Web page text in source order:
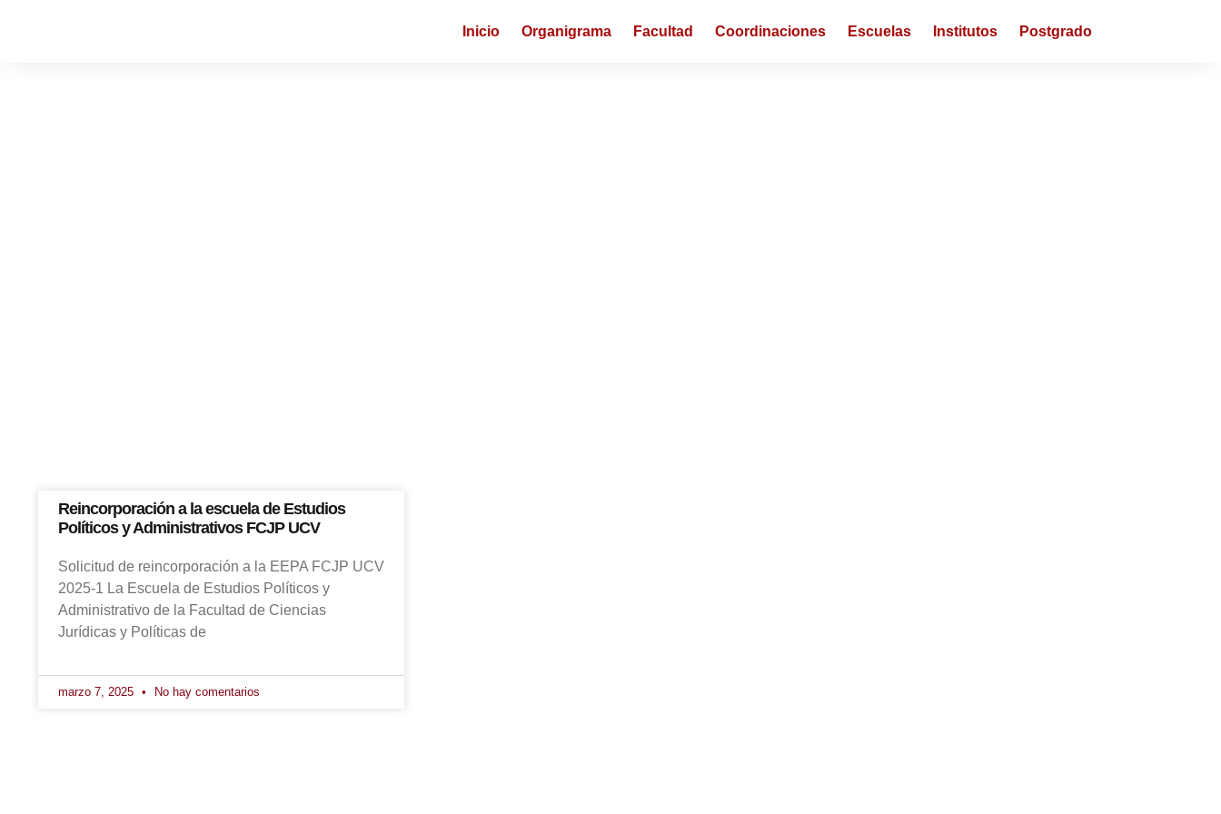
Inicio Organigrama Facultad Coordinaciones Escuelas Institutos Postgrado
Reincorporación a la escuela de Estudios
Políticos y Administrativos FCJP UCV
Solicitud de reincorporación a la EEPA FCJP UCV
2025-1 La Escuela de Estudios Políticos y
Administrativo de la Facultad de Ciencias
Jurídicas y Políticas de
marzo 7, 2025 No hay comentarios